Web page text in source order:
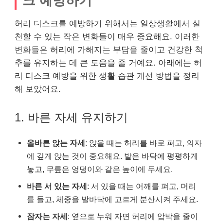
허리 디스크를 예방하기 위해서는 일상생활에서 실
천할 수 있는 작은 변화들이 매우 중요해요. 이러한
변화들은 허리에 가해지는 부담을 줄이고 건강한 척
추를 유지하는 데 큰 도움을 줄 거예요. 아래에는 허
리 디스크 예방을 위한 생활 습관 개선 방법을 정리
해 보았어요.
1. 바른 자세 유지하기
올바른 앉는 자세: 앉을 때는 허리를 바로 펴고, 의자
에 깊게 앉는 것이 중요해요. 발은 바닥에 평평하게
놓고, 무릎은 엉덩이와 같은 높이에 두세요.
바른 서 있는 자세: 서 있을 때는 어깨를 펴고, 머리
를 들고, 체중을 발바닥에 고르게 분산시켜 주세요.
잠자는 자세: 옆으로 누워 자면 허리에 압박을 줄이